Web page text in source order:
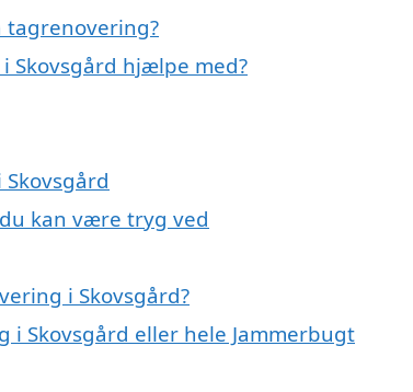
Skovsgård hjælpe med?
kan være tryg ved
i Skovsgård?
Skovsgård eller hele Jammerbugt